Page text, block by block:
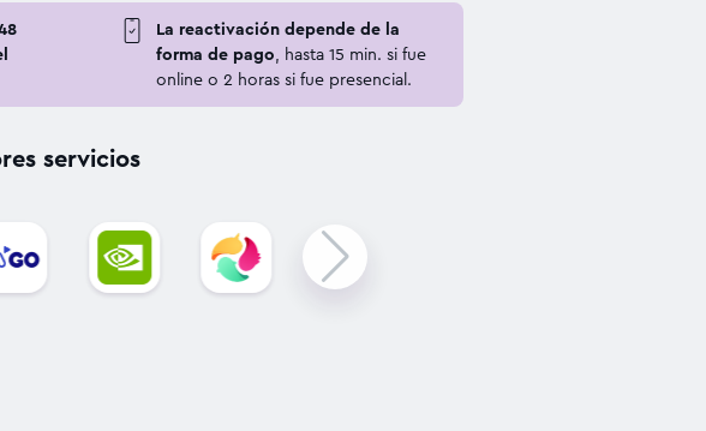
La reactivación depende de la
forma de pago, hasta 15 min. si fue
online o 2 horas si fue presencial.
servicios